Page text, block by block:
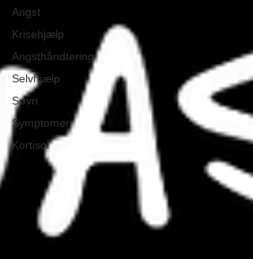
Angst
Krisehjælp
Angsthåndtering
Selvhjælp
Søvn
Symptomer
Kortisol